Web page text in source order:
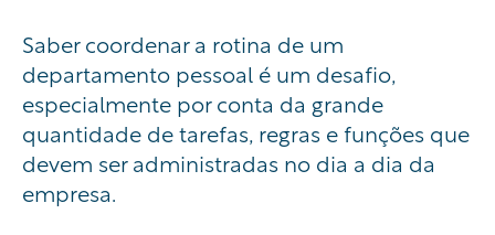
Saber coordenar a rotina de um
departamento pessoal é um desafio,
especialmente por conta da grande
quantidade de tarefas, regras e funções que
devem ser administradas no dia a dia da
empresa.